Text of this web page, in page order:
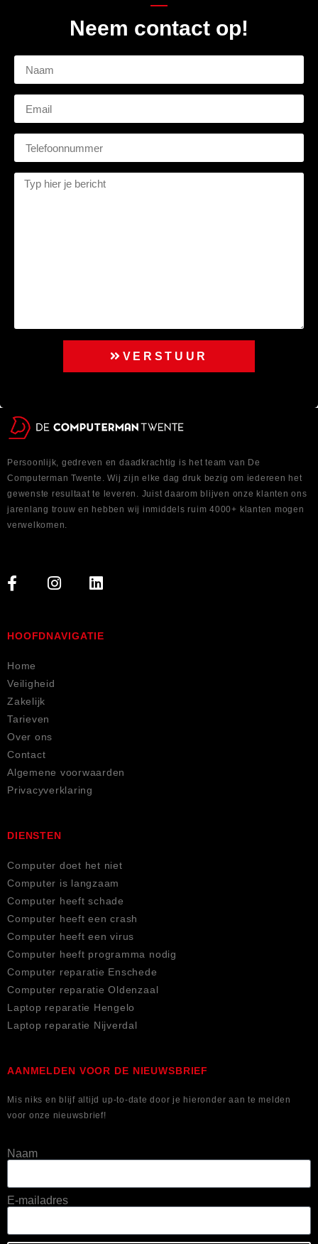
Neem contact op!
VERSTUUR
Persoonlijk, gedreven en daadkrachtig is het team van De
Computerman Twente. Wij zijn elke dag druk bezig om iedereen het
gewenste resultaat te leveren. Juist daarom blijven onze klanten ons
jarenlang trouw en hebben wij inmiddels ruim 4000+ klanten mogen
verwelkomen.
HOOFDNAVIGATIE
Home
Veiligheid
Zakelijk
Tarieven
Over ons
Contact
Algemene voorwaarden
Privacyverklaring
DIENSTEN
Computer doet het niet
Computer is langzaam
Computer heeft schade
Computer heeft een crash
Computer heeft een virus
Computer heeft programma nodig
Computer reparatie Enschede
Computer reparatie Oldenzaal
Laptop reparatie Hengelo
Laptop reparatie Nijverdal
AANMELDEN VOOR DE NIEUWSBRIEF
Mis niks en blijf altijd up-to-date door je hieronder aan te melden
voor onze nieuwsbrief!
Naam
E-mailadres